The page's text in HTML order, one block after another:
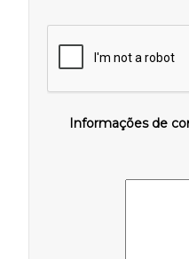
Informações de